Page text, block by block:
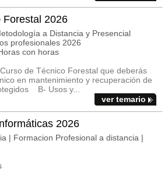
Forestal 2026
a Distancia y Presencial
profesionales 2026
con horas
de Técnico Forestal que deberás
en mantenimiento y recuperación de
B- Usos y...
ver temario
2026
| Formacion Profesional a distancia |